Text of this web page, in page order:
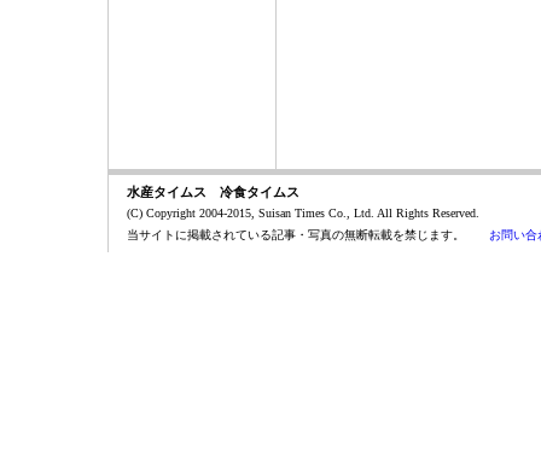
水産タイムス 冷食タイムス
(C) Copyright 2004-2015, Suisan Times Co., Ltd. All Rights Reserved.
当サイトに掲載されている記事・写真の無断転載を禁じます。 お問い合